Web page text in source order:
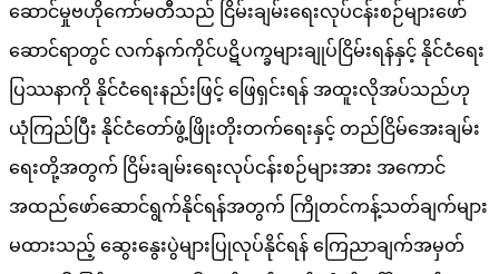
ဆောင်မှုဗဟိုကော်မတီသည် ငြိမ်းချမ်းရေးလုပ်ငန်းစဉ်များဖော်
ဆောင်ရာတွင် လက်နက်ကိုင်ပဋိပက္ခများချုပ်ငြိမ်းရန်နှင့် နိုင်ငံရေး
ပြဿနာကို နိုင်ငံရေးနည်းဖြင့် ဖြေရှင်းရန် အထူးလိုအပ်သည်ဟု
ယုံကြည်ပြီး နိုင်ငံတော်ဖွံ့ဖြိုးတိုးတက်ရေးနှင့် တည်ငြိမ်အေးချမ်း
ရေးတို့အတွက် ငြိမ်းချမ်းရေးလုပ်ငန်းစဉ်များအား အကောင်
အထည်ဖော်ဆောင်ရွက်နိုင်ရန်အတွက် ကြိုတင်ကန့်သတ်ချက်များ
မထားသည့် ဆွေးနွေးပွဲများပြုလုပ်နိုင်ရန် ကြေညာချက်အမှတ်